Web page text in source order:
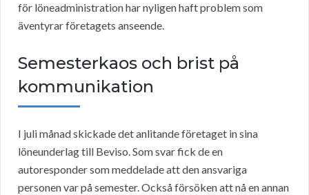
för löneadministration har nyligen haft problem som
äventyrar företagets anseende.
Semesterkaos och brist på
kommunikation
I juli månad skickade det anlitande företaget in sina
löneunderlag till Beviso. Som svar fick de en
autoresponder som meddelade att den ansvariga
personen var på semester. Också försöken att nå en annan